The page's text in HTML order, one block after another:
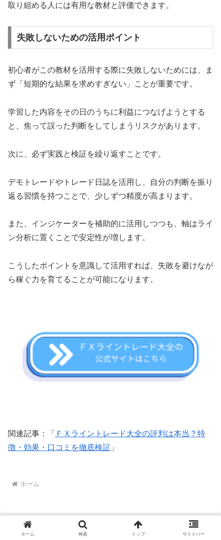
取り組める人には有用な教材と評価できます。
失敗しないための活用ポイント
初心者がこの教材を活用する際に失敗しないためには、ま
ず「短期的な結果を求めすぎない」ことが重要です。
学習した内容をその日のうちに利益につなげようとする
と、焦って誤った判断をしてしまうリスクがあります。
次に、必ず実践と検証を繰り返すことです。
デモトレードやトレード日誌を活用し、自分の判断を振り
返る習慣を持つことで、少しずつ精度が高まります。
また、インジケーターを補助的に活用しつつも、軸はライ
ン分析に置くことで安定性が増します。
こうしたポイントを意識して活用すれば、失敗を避けなが
ら稼ぐ力を育てることが可能になります。
関連記事：「 ＦＸライントレード大全の評判は本当？特
徴・効果・口コミを徹底検証 」
ホーム
ホーム 検索 トップ サイドバー